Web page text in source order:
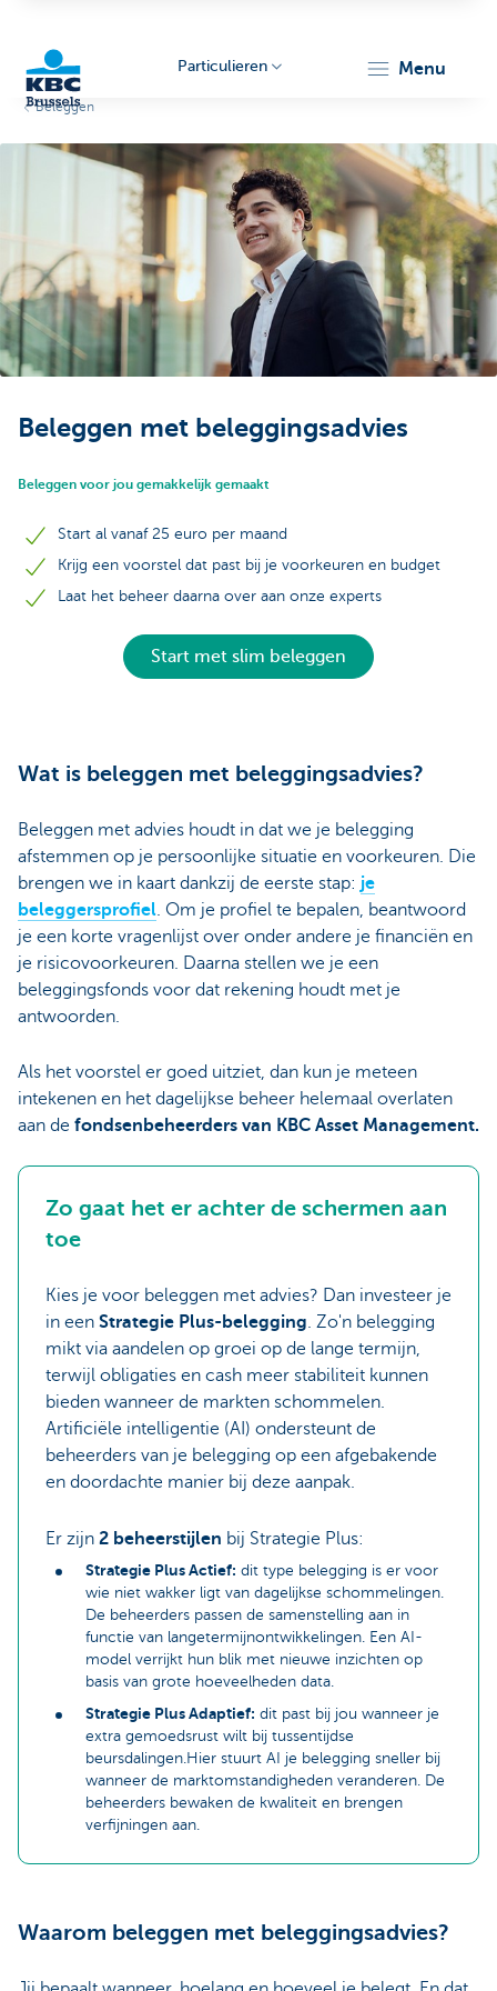
Brussels
Particulieren menu
Beleggen
Beleggen met beleggingsadvies
Beleggen voor jou gemakkelijk gemaakt
Start al vanaf 25 euro per maand
Krijg een voorstel dat past bij je voorkeuren en budget
Laat het beheer daarna over aan onze experts
Start met slim beleggen
Wat is beleggen met beleggingsadvies?
Beleggen met advies houdt in dat we je belegging
afstemmen op je persoonlijke situatie en voorkeuren. Die
brengen we in kaart dankzij de eerste stap: je
beleggersprofiel. Om je profiel te bepalen, beantwoord
je een korte vragenlijst over onder andere je financiën en
je risicovoorkeuren. Daarna stellen we je een
beleggingsfonds voor dat rekening houdt met je
antwoorden.
Als het voorstel er goed uitziet, dan kun je meteen
intekenen en het dagelijkse beheer helemaal overlaten
aan de fondsenbeheerders van KBC Asset Management.
Zo gaat het er achter de schermen aan
toe
Kies je voor beleggen met advies? Dan investeer je
in een Strategie Plus-belegging. Zo'n belegging
mikt via aandelen op groei op de lange termijn,
terwijl obligaties en cash meer stabiliteit kunnen
bieden wanneer de markten schommelen.
Artificiële intelligentie (AI) ondersteunt de
beheerders van je belegging op een afgebakende
en doordachte manier bij deze aanpak.
Er zijn 2 beheerstijlen bij Strategie Plus:
Strategie Plus Actief: dit type belegging is er voor
wie niet wakker ligt van dagelijkse schommelingen.
De beheerders passen de samenstelling aan in
functie van langetermijnontwikkelingen. Een AI-
model verrijkt hun blik met nieuwe inzichten op
basis van grote hoeveelheden data.
Strategie Plus Adaptief: dit past bij jou wanneer je
extra gemoedsrust wilt bij tussentijdse
beursdalingen.Hier stuurt AI je belegging sneller bij
wanneer de marktomstandigheden veranderen. De
beheerders bewaken de kwaliteit en brengen
verfijningen aan.
Waarom beleggen met beleggingsadvies?